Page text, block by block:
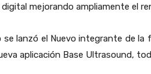
mejorando ampliamente el
se lanzó el Nuevo integrante de la
aplicación Base Ultrasound,